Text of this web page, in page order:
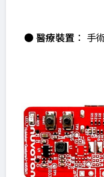
●醫療裝置 ： 手